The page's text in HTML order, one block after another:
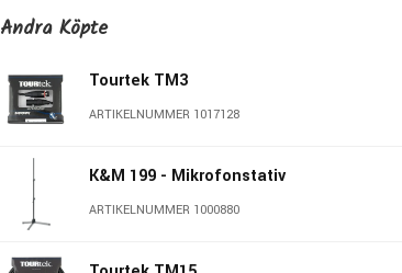
Andra Köpte
Tourtek TM3
ARTIKELNUMMER 1017128
K&M 199 - Mikrofonstativ
ARTIKELNUMMER 1000880